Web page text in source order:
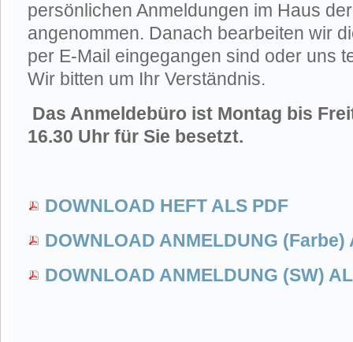
persönlichen Anmeldungen im Haus
angenommen. Danach bearbeiten wir
per E-Mail eingegangen sind oder uns
Wir bitten um Ihr Verständnis.
Das Anmeldebüro ist Montag bis
16.30 Uhr für Sie besetzt.
DOWNLOAD HEFT ALS PDF
DOWNLOAD ANMELDUNG (Farbe)
DOWNLOAD ANMELDUNG (SW)